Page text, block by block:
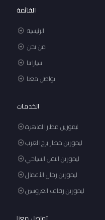
القائمة
الرئيسية
من نحن
سياراتنا
تواصل معنا
الخدمات
ليموزين مطار القاهرة
ليموزين مطار برج العرب
ليموزين النقل السياحي
ليموزين رجال الأعمال
ليموزين زفاف العروسين